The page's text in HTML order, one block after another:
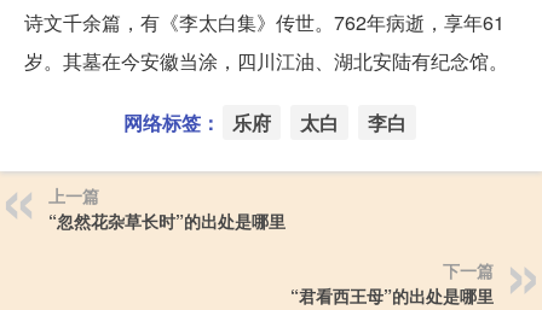
诗文千余篇，有《李太白集》传世。762年病逝，享年61
岁。其墓在今安徽当涂，四川江油、湖北安陆有纪念馆。
网络标签： 乐府 太白 李白
上一篇
“忽然花杂草长时”的出处是哪里
下一篇
“君看西王母”的出处是哪里